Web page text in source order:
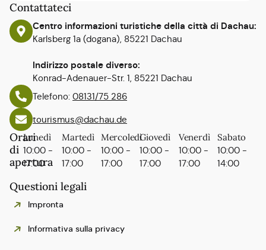
Contattateci
Centro informazioni turistiche della città di Dachau:
Karlsberg 1a (dogana), 85221 Dachau
Indirizzo postale diverso:
Konrad-Adenauer-Str. 1, 85221 Dachau
Telefono: 08131/75 286
tourismus@dachau.de
Orari
di
apertura
Lunedì
10:00 -
17:00
Martedì
10:00 -
17:00
Mercoledì
10:00 -
17:00
Giovedì
10:00 -
17:00
Venerdì
10:00 -
17:00
Sabato
10:00 -
14:00
Questioni legali
Impronta
Informativa sulla privacy